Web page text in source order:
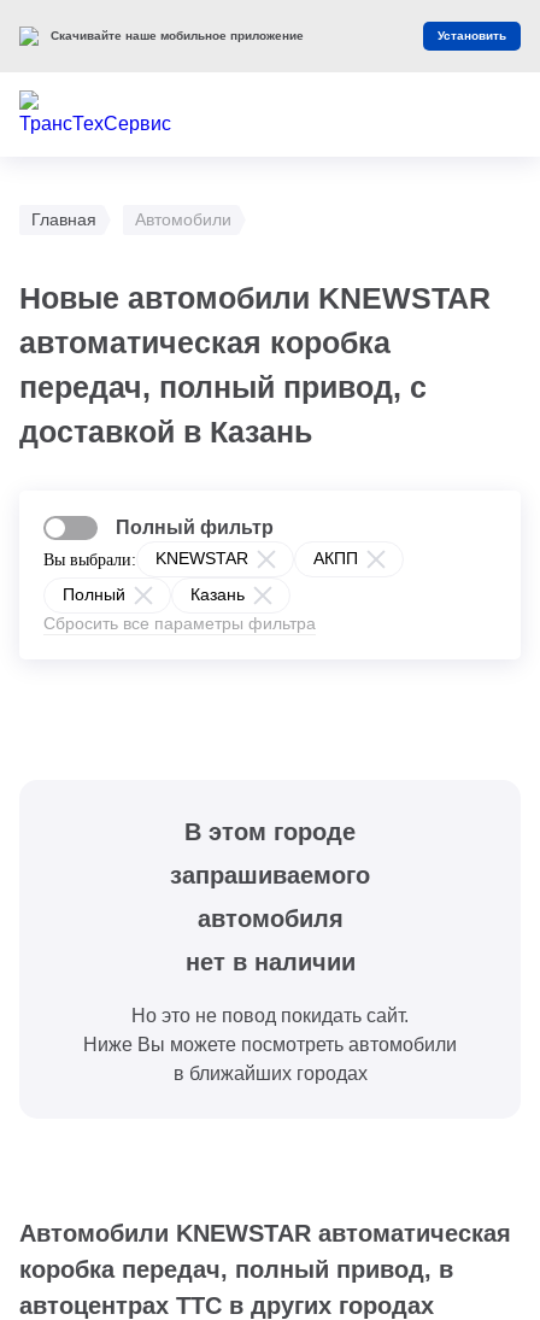
Главная Автомобили
Новые автомобили KNEWSTAR
автоматическая коробка
передач, полный привод, с
доставкой в Казань
Вы выбрали: KNEWSTAR
АКПП
Полный
Казань
Сбросить все параметры фильтра
Полный фильтр
В этом городе
запрашиваемого
автомобиля
нет в наличии
Но это не повод покидать сайт.
Ниже Вы можете посмотреть автомобили
в ближайших городах
Автомобили KNEWSTAR автоматическая
коробка передач, полный привод, в
автоцентрах ТТС в других городах
Скачивайте наше мобильное приложение Установить